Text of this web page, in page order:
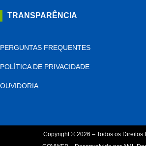
TRANSPARÊNCIA
PERGUNTAS FREQUENTES
POLÍTICA DE PRIVACIDADE
OUVIDORIA
Copyright © 2026 – Todos os Direitos